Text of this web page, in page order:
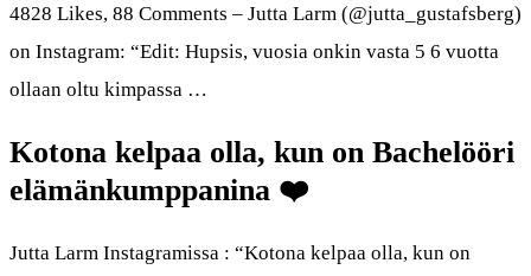
4828 Likes, 88 Comments – Jutta Larm (@jutta_gustafsberg)
on Instagram: “Edit: Hupsis, vuosia onkin vasta 5 6 vuotta
ollaan oltu kimpassa …
Kotona kelpaa olla, kun on Bachelööri
elämänkumppanina ❤️
Jutta Larm Instagramissa : “Kotona kelpaa olla, kun on